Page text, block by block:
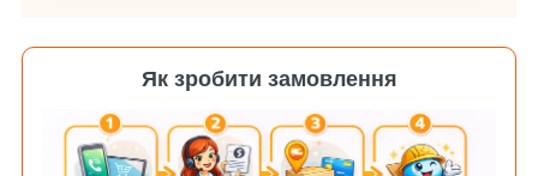
Як зробити замовлення